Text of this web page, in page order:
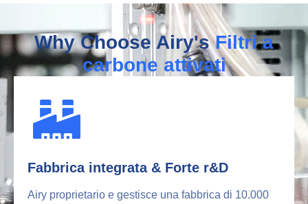
Why Choose Airy's Filtri a
carbone attivati
Fabbrica integrata & Forte r&D
Airy proprietario e gestisce una fabbrica di 10.000